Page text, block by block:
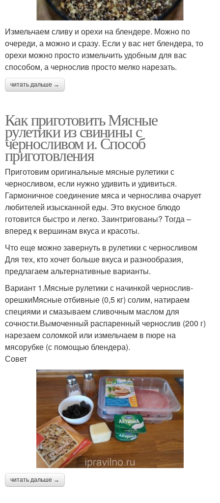
Измельчаем сливу и орехи на блендере. Можно по
очереди, а можно и сразу. Если у вас нет блендера, то
орехи можно просто измельчить удобным для вас
способом, а чернослив просто мелко нарезать.
читать дальше →
Как приготовить Мясные
рулетики из свинины с
черносливом и. Способ
приготовления
Приготовим оригинальные мясные рулетики с
черносливом, если нужно удивить и удивиться.
Гармоничное соединение мяса и чернослива очарует
любителей изысканной еды. Это вкусное блюдо
готовится быстро и легко. Заинтригованы? Тогда –
вперед к вершинам вкуса и красоты.
Что еще можно завернуть в рулетики с черносливом
Для тех, кто хочет больше вкуса и разнообразия,
предлагаем альтернативные варианты.
Вариант 1.Мясные рулетики с начинкой чернослив-
орешкиМясные отбивные (0,5 кг) солим, натираем
специями и смазываем сливочным маслом для
сочности.Вымоченный распаренный чернослив (200 г)
нарезаем соломкой или измельчаем в пюре на
мясорубке (с помощью блендера).
Совет
читать дальше →